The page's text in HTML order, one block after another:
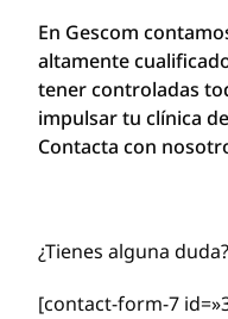
En Gescom
altamente
tener controladas
impulsar tu clínica
Contacta con
¿Tienes alguna
[contact-form-7